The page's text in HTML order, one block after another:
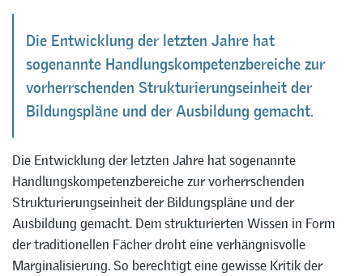
Die Entwicklung der letzten Jahre hat
sogenannte Handlungskompetenzbereiche zur
vorherrschenden Strukturierungseinheit der
Bildungspläne und der Ausbildung gemacht.
Die Entwicklung der letzten Jahre hat sogenannte
Handlungskompetenzbereiche zur vorherrschenden
Strukturierungseinheit der Bildungspläne und der
Ausbildung gemacht. Dem strukturierten Wissen in Form
der traditionellen Fächer droht eine verhängnisvolle
Marginalisierung. So berechtigt eine gewisse Kritik der